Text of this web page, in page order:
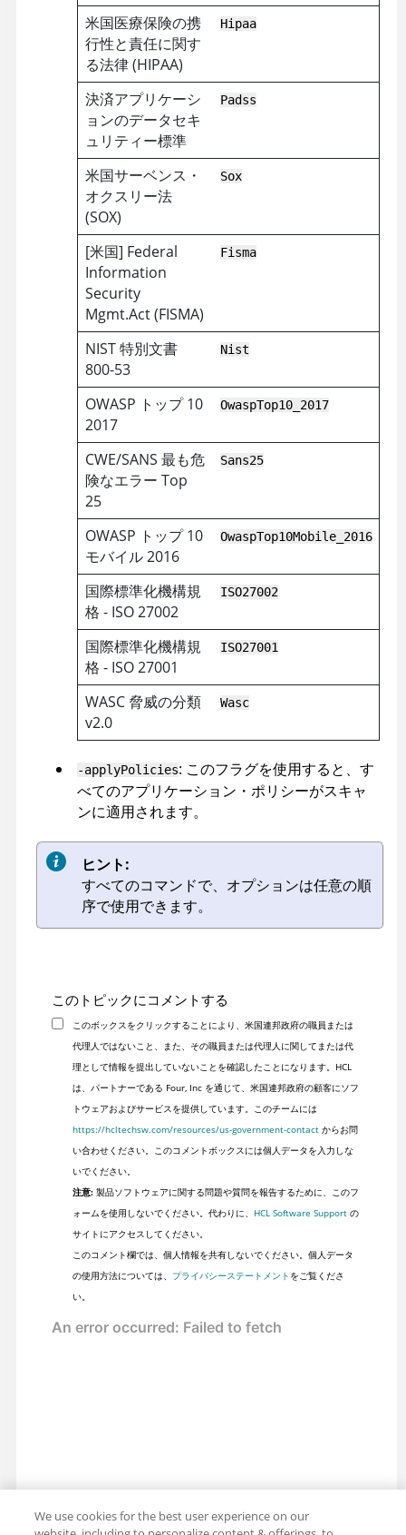
米国医療保険の携
行性と責任に関す
る法律 (HIPAA)
Hipaa
決済アプリケーシ
ョンのデータセキ
ュリティー標準
Padss
米国サーベンス・
オクスリー法
(SOX)
Sox
[米国] Federal
Information
Security
Mgmt.Act (FISMA)
Fisma
NIST 特別文書
800-53
Nist
OWASP トップ 10
2017
OwaspTop10_2017
CWE/SANS 最も危
険なエラー Top
25
Sans25
OWASP トップ 10
モバイル 2016
OwaspTop10Mobile_2016
国際標準化機構規
格 - ISO 27002
ISO27002
国際標準化機構規
格 - ISO 27001
ISO27001
WASC 脅威の分類
v2.0
Wasc
-applyPolicies: このフラグを使用すると、す
べてのアプリケーション・ポリシーがスキャ
ンに適用されます。
ヒント:
すべてのコマンドで、オプションは任意の順
序で使用できます。
このトピックにコメントする
このボックスをクリックすることにより、米国連邦政府の職員または
代理人ではないこと、また、その職員または代理人に関してまたは代
理として情報を提出していないことを確認したことになります。HCL
は、パートナーである Four, Inc を通じて、米国連邦政府の顧客にソフ
トウェアおよびサービスを提供しています。このチームには
https://hcltechsw.com/resources/us-government-contactからお問
い合わせください。このコメントボックスには個人データを入力しな
いでください。
注意:製品ソフトウェアに関する問題や質問を報告するために、このフ
ォームを使用しないでください。代わりに、 HCL Software Supportの
サイトにアクセスしてください。
このコメント欄では、個人情報を共有しないでください。個人データ
の使用方法については、 プライバシーステートメント をご覧くださ
い。
We use cookies for the best user experience on our